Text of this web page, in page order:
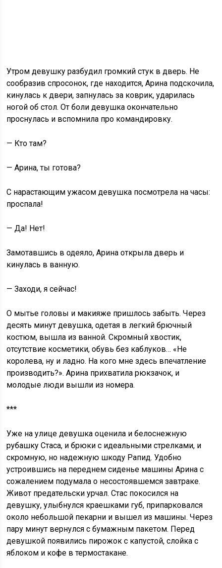
Утром девушку разбудил громкий стук в дверь. Не
сообразив спросонок, где находится, Арина подскочила,
кинулась к двери, запнулась за коврик, ударилась
ногой об стол. От боли девушка окончательно
проснулась и вспомнила про командировку.
— Кто там?
— Арина, ты готова?
С нарастающим ужасом девушка посмотрела на часы:
проспала!
— Да! Нет!
Замотавшись в одеяло, Арина открыла дверь и
кинулась в ванную.
— Заходи, я сейчас!
О мытье головы и макияже пришлось забыть. Через
десять минут девушка, одетая в легкий брючный
костюм, вышла из ванной. Скромный хвостик,
отсутствие косметики, обувь без каблуков… «Не
королева, ну и ладно. На кого мне здесь впечатление
производить?». Арина прихватила рюкзачок, и
молодые люди вышли из номера.
***
Уже на улице девушка оценила и белоснежную
рубашку Стаса, и брюки с идеальными стрелками, и
скромную, но надежную шкоду Рапид. Удобно
устроившись на переднем сиденье машины Арина с
сожалением подумала о несостоявшемся завтраке.
Живот предательски урчал. Стас покосился на
девушку, улыбнулся краешками губ, припарковался
около небольшой пекарни и вышел из машины. Через
пару минут вернулся с бумажным пакетом. Перед
девушкой появились пирожок с капустой, слойка с
яблоком и кофе в термостакане.